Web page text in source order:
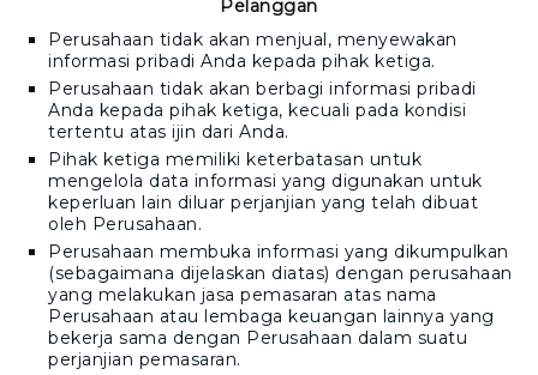
Pelanggan
Perusahaan tidak akan menjual, menyewakan
informasi pribadi Anda kepada pihak ketiga.
Perusahaan tidak akan berbagi informasi pribadi
Anda kepada pihak ketiga, kecuali pada kondisi
tertentu atas ijin dari Anda.
Pihak ketiga memiliki keterbatasan untuk
mengelola data informasi yang digunakan untuk
keperluan lain diluar perjanjian yang telah dibuat
oleh Perusahaan.
Perusahaan membuka informasi yang dikumpulkan
(sebagaimana dijelaskan diatas) dengan perusahaan
yang melakukan jasa pemasaran atas nama
Perusahaan atau lembaga keuangan lainnya yang
bekerja sama dengan Perusahaan dalam suatu
perjanjian pemasaran.